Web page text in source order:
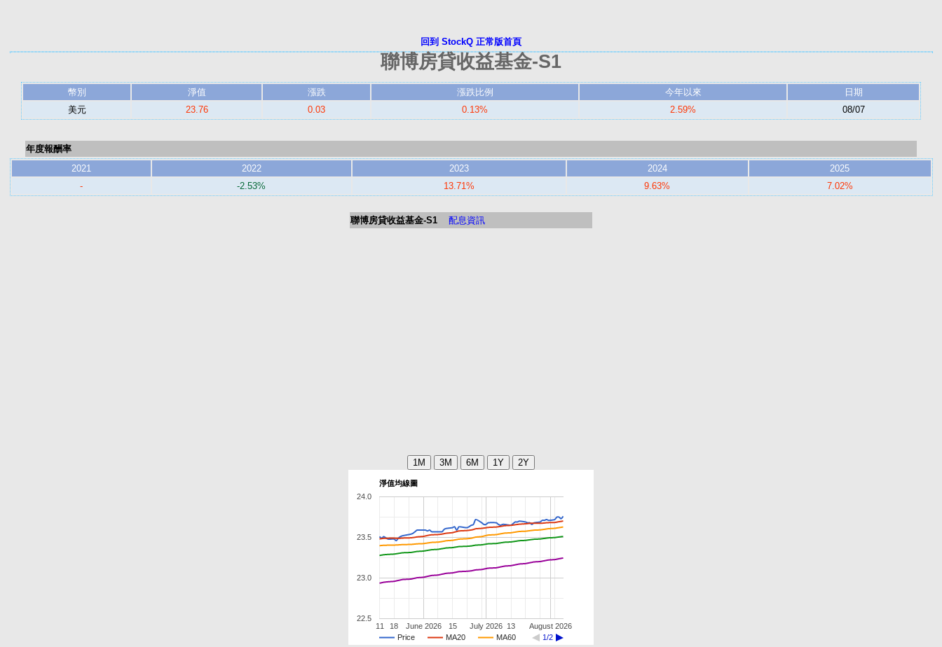
回到 StockQ 正常版首頁
聯博房貸收益基金-S1
幣別 淨值 漲跌 漲跌比例 今年以來
日期
美元
23.76 0.03 0.13% 2.59% 08/07
年度報酬率
2021
2022 2023 2024
2025
-
-2.53% 13.71% 9.63% 7.02%
聯博房貸收益基金-S1 配息資訊
淨值均線圖
Price MA20 MA60 1/2
June 2026 July 2026 August 2026
11 18 15 13
22.5
23.0
23.5
24.0